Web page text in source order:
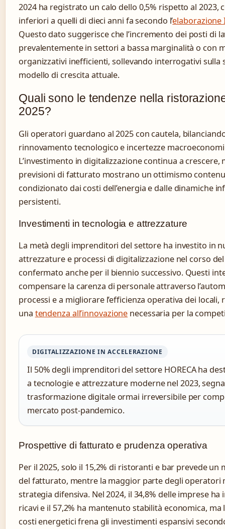
2024 ha registrato un calo dello 0,5% rispetto al 2023,
inferiori a quelli di dieci anni fa secondo l’
Questo dato suggerisce che l’incremento dei posti di
prevalentemente in settori a bassa marginalità o con
organizzativi inefficienti, sollevando interrogativi sulla
modello di crescita attuale.
Quali sono le tendenze nella
2025?
Gli operatori guardano al 2025 con cautela,
rinnovamento tecnologico e incertezze
L’investimento in digitalizzazione continua a crescere,
previsioni di fatturato mostrano un ottimismo
condizionato dai costi dell’energia e dalle dinamiche
persistenti.
Investimenti in tecnologia e attrezzature
La metà degli imprenditori del settore ha investito in
attrezzature e processi di digitalizzazione nel corso
confermato anche per il biennio successivo. Questi
compensare la carenza di personale attraverso
processi e a migliorare l’efficienza operativa dei
una tendenza all’innovazione necessaria per la
DIGITALIZZAZIONE IN ACCELERAZIONE
Il 50% degli imprenditori del settore HORECA ha
a tecnologie e attrezzature moderne nel 2023,
trasformazione digitale ormai irreversibile per
mercato post-pandemico.
Prospettive di fatturato e prudenza operativa
Per il 2025, solo il 15,2% di ristoranti e bar prevede un
del fatturato, mentre la maggior parte degli operatori
strategia difensiva. Nel 2024, il 34,8% delle imprese
ricavi e il 57,2% ha mantenuto stabilità economica, ma
costi energetici frena gli investimenti espansivi